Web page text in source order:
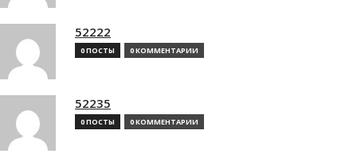
52222
0 ПОСТЫ 0 КОММЕНТАРИИ
52235
0 ПОСТЫ 0 КОММЕНТАРИИ